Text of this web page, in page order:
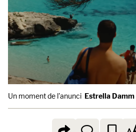
Un moment de l'anunci Estrella Damm